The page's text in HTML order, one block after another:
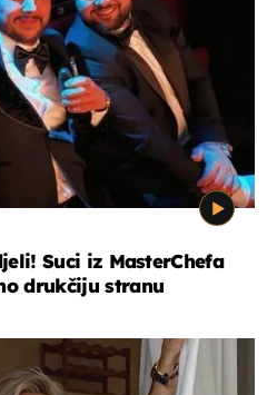
Suci iz MasterChefa
drukčiju stranu